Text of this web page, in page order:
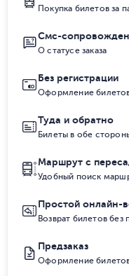
Покупка билетов за
Смс-
О статусе заказа
Без регистрации
Оформление
Туда и обратно
Билеты в обе
Маршрут с
Удобный поиск
Простой онлайн-
Возврат билетов
Предзаказ
Оформление